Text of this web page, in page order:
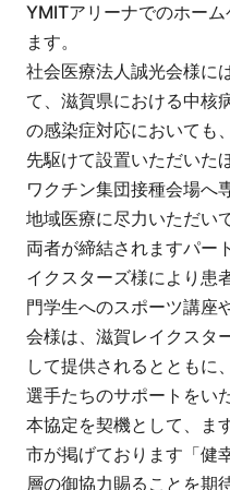
YMITアリーナでのホー
ます。
社会医療法人誠光会様に
て、滋賀県における中核
の感染症対応においても
先駆けて設置いただいた
ワクチン集団接種会場へ
地域医療に尽力いただい
両者が締結されますパー
イクスターズ様により患
門学生へのスポーツ講座
会様は、滋賀レイクスタ
して提供されるとともに
選手たちのサポートをい
本協定を契機として、ま
市が掲げております「健
層の御協力賜ることを期